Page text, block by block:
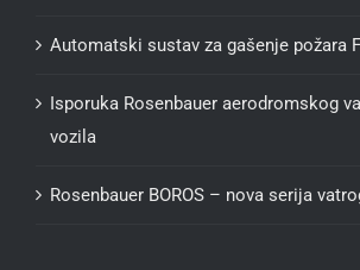
Automatski sustav za gašenje požara
Isporuka Rosenbauer aerodromskog
vozila
Rosenbauer BOROS – nova serija